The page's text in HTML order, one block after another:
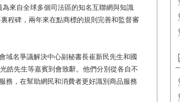
來自全球多個司法區的知名互聯網與知識
程碑，兩年來在點商標的規則完善和監督審
名爭議解決中心副秘書長崔新民先生和國
皓先生等嘉賓到會致辭。他們分別從各自不
務，在幫助網民和消費者更好識別商品服務